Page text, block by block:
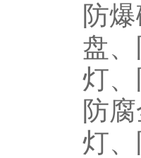
防
盘
灯
防
灯